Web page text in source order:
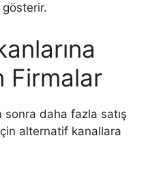
Firmalar
sonra daha fazla satış
alternatif kanallara